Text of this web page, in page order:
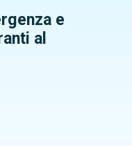
e
al